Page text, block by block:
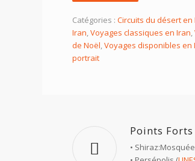
Catégories : Circuits du désert en
Iran,Voyages classiques en Iran,
de Noël,Voyages disponibles en
portrait
Points Forts
• Shiraz: